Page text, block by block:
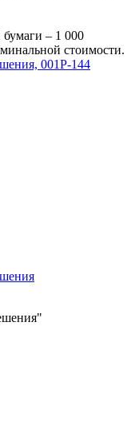
– 1 000
стоимости.
001Р-144